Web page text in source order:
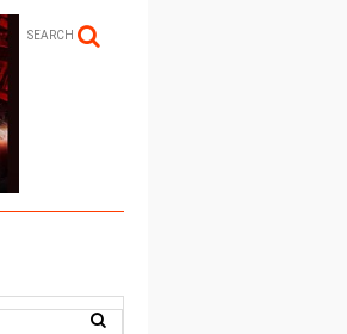
SEARCH